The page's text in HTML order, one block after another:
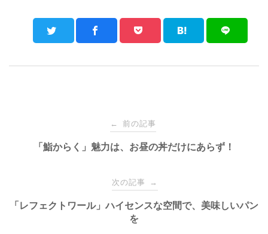
navigation
← 前の記事
「鮨からく」魅力は、お昼の丼だけにあらず！
次の記事 →
「レフェクトワール」ハイセンスな空間で、美味しいパン
を